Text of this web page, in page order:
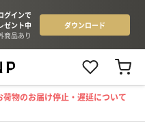
荷物のお届け停止・遅延について